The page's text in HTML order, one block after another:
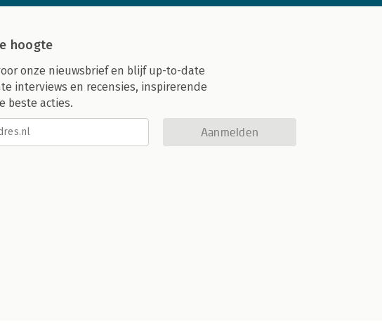
hoogte
onze nieuwsbrief en blijf up-to-date
interviews en recensies, inspirerende
beste acties.
Aanmelden